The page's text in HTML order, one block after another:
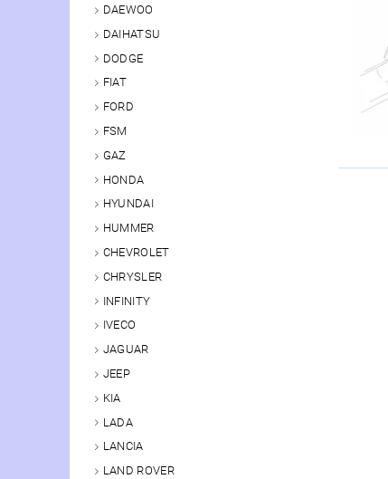
DAEWOO
DAIHATSU
DODGE
FIAT
FORD
FSM
GAZ
HONDA
HYUNDAI
HUMMER
CHEVROLET
CHRYSLER
INFINITY
IVECO
JAGUAR
JEEP
KIA
LADA
LANCIA
LAND ROVER